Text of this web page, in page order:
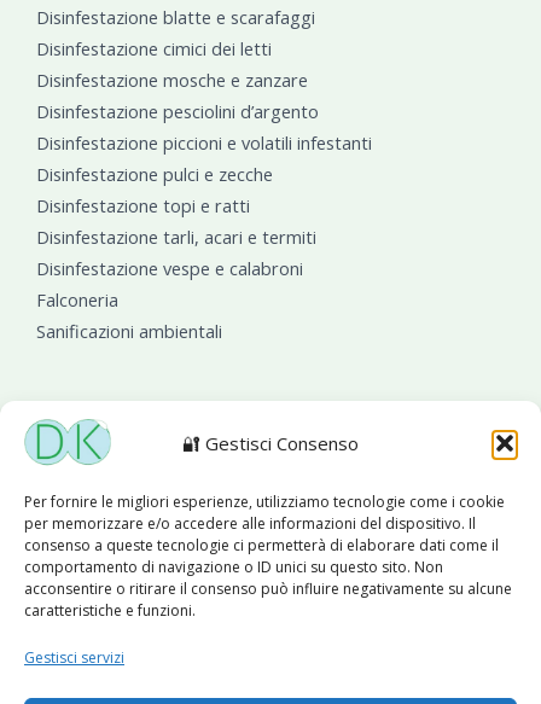
🔐 Gestisci Consenso
Per fornire le migliori esperienze, utilizziamo tecnologie come i cookie
per memorizzare e/o accedere alle informazioni del dispositivo. Il
consenso a queste tecnologie ci permetterà di elaborare dati come il
comportamento di navigazione o ID unici su questo sito. Non
acconsentire o ritirare il consenso può influire negativamente su alcune
caratteristiche e funzioni.
Gestisci servizi
Disinfestazione blatte e scarafaggi
Disinfestazione cimici dei letti
Disinfestazione mosche e zanzare
Disinfestazione pesciolini d’argento
Disinfestazione piccioni e volatili infestanti
Disinfestazione pulci e zecche
Disinfestazione topi e ratti
Disinfestazione tarli, acari e termiti
Disinfestazione vespe e calabroni
Falconeria
Sanificazioni ambientali
Diseko Group è sponsor del PISA S.C.